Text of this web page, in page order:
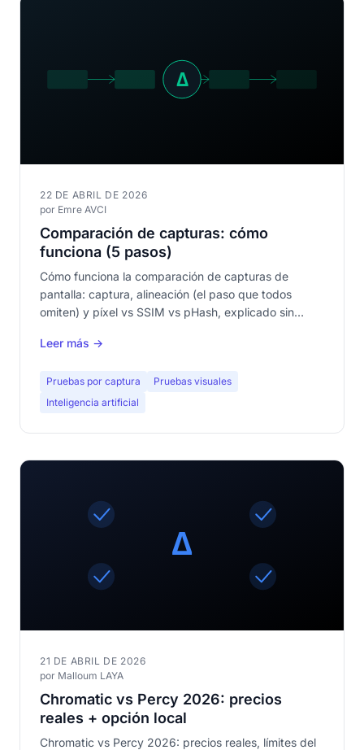
22 DE ABRIL DE 2026
por Emre AVCI
Comparación de capturas: cómo
funciona (5 pasos)
Cómo funciona la comparación de capturas de
pantalla: captura, alineación (el paso que todos
omiten) y píxel vs SSIM vs pHash, explicado sin
Leer más →
Pruebas por captura
Pruebas visuales
Inteligencia artificial
21 DE ABRIL DE 2026
por Malloum LAYA
Chromatic vs Percy 2026: precios
reales + opción local
Chromatic vs Percy 2026: precios reales, límites del